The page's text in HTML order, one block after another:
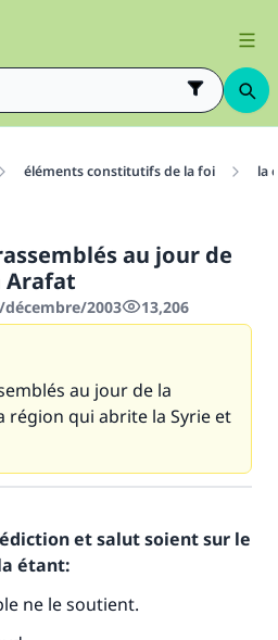
éléments constitutifs de la foi la
au jour de
Arafat
2003 13,206
au jour de la
région qui abrite la Syrie et
et salut soient sur le
étant:
ne le soutient.